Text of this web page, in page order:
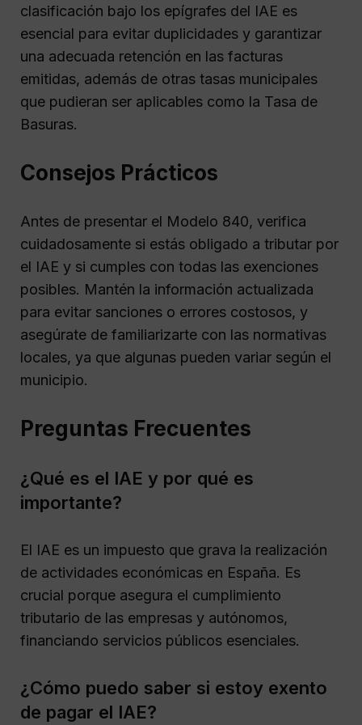
clasificación bajo los epígrafes del IAE es
esencial para evitar duplicidades y garantizar
una adecuada retención en las facturas
emitidas, además de otras tasas municipales
que pudieran ser aplicables como la Tasa de
Basuras.
Consejos Prácticos
Antes de presentar el Modelo 840, verifica
cuidadosamente si estás obligado a tributar por
el IAE y si cumples con todas las exenciones
posibles. Mantén la información actualizada
para evitar sanciones o errores costosos, y
asegúrate de familiarizarte con las normativas
locales, ya que algunas pueden variar según el
municipio.
Preguntas Frecuentes
¿Qué es el IAE y por qué es
importante?
El IAE es un impuesto que grava la realización
de actividades económicas en España. Es
crucial porque asegura el cumplimiento
tributario de las empresas y autónomos,
financiando servicios públicos esenciales.
¿Cómo puedo saber si estoy exento
de pagar el IAE?